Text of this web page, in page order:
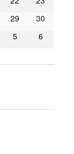
29
30
5 6